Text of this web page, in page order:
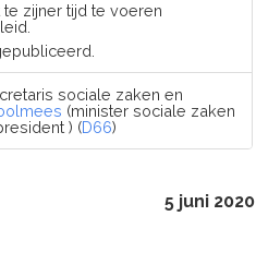
te zijner tijd te voeren
sociale zaken en
(minister sociale zaken
) (D66)
5 juni 2020